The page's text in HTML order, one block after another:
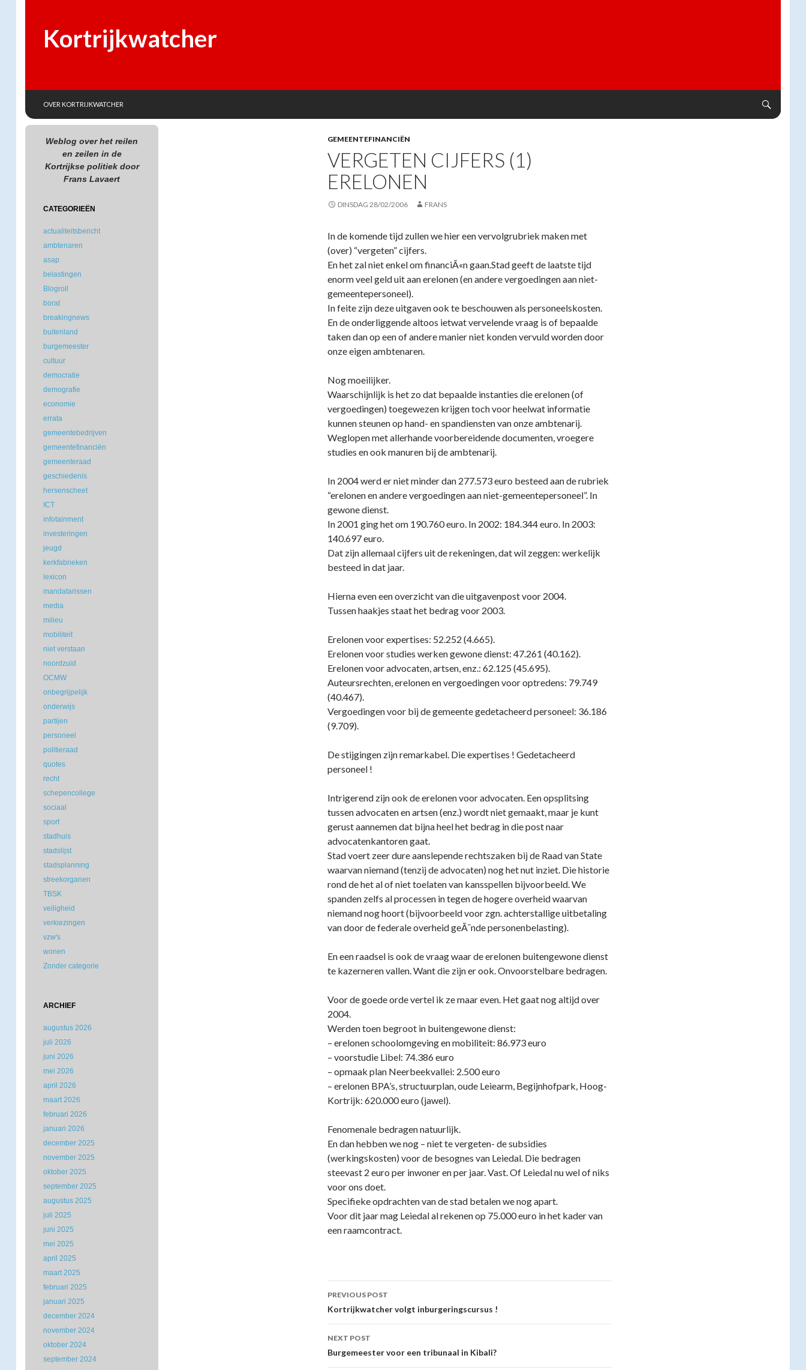
Kortrijkwatcher
OVER KORTRIJKWATCHER
GEMEENTEFINANCIËN
VERGETEN CIJFERS (1)
ERELONEN
DINSDAG 28/02/2006 FRANS
In de komende tijd zullen we hier een vervolgrubriek maken met
(over) “vergeten” cijfers.
En het zal niet enkel om financiÃ«n gaan.Stad geeft de laatste tijd
enorm veel geld uit aan erelonen (en andere vergoedingen aan niet-
gemeentepersoneel).
In feite zijn deze uitgaven ook te beschouwen als personeelskosten.
En de onderliggende altoos ietwat vervelende vraag is of bepaalde
taken dan op een of andere manier niet konden vervuld worden door
onze eigen ambtenaren.
Nog moeilijker.
Waarschijnlijk is het zo dat bepaalde instanties die erelonen (of
vergoedingen) toegewezen krijgen toch voor heelwat informatie
kunnen steunen op hand- en spandiensten van onze ambtenarij.
Weglopen met allerhande voorbereidende documenten, vroegere
studies en ook manuren bij de ambtenarij.
In 2004 werd er niet minder dan 277.573 euro besteed aan de rubriek
“erelonen en andere vergoedingen aan niet-gemeentepersoneel”. In
gewone dienst.
In 2001 ging het om 190.760 euro. In 2002: 184.344 euro. In 2003:
140.697 euro.
Dat zijn allemaal cijfers uit de rekeningen, dat wil zeggen: werkelijk
besteed in dat jaar.
Hierna even een overzicht van die uitgavenpost voor 2004.
Tussen haakjes staat het bedrag voor 2003.
Erelonen voor expertises: 52.252 (4.665).
Erelonen voor studies werken gewone dienst: 47.261 (40.162).
Erelonen voor advocaten, artsen, enz.: 62.125 (45.695).
Auteursrechten, erelonen en vergoedingen voor optredens: 79.749
(40.467).
Vergoedingen voor bij de gemeente gedetacheerd personeel: 36.186
(9.709).
De stijgingen zijn remarkabel. Die expertises ! Gedetacheerd
personeel !
Intrigerend zijn ook de erelonen voor advocaten. Een opsplitsing
tussen advocaten en artsen (enz.) wordt niet gemaakt, maar je kunt
gerust aannemen dat bijna heel het bedrag in die post naar
advocatenkantoren gaat.
Stad voert zeer dure aanslepende rechtszaken bij de Raad van State
waarvan niemand (tenzij de advocaten) nog het nut inziet. Die historie
rond de het al of niet toelaten van kansspellen bijvoorbeeld. We
spanden zelfs al processen in tegen de hogere overheid waarvan
niemand nog hoort (bijvoorbeeld voor zgn. achterstallige uitbetaling
van door de federale overheid geÃ¯nde personenbelasting).
En een raadsel is ook de vraag waar de erelonen buitengewone dienst
te kazerneren vallen. Want die zijn er ook. Onvoorstelbare bedragen.
Voor de goede orde vertel ik ze maar even. Het gaat nog altijd over
2004.
Werden toen begroot in buitengewone dienst:
– erelonen schoolomgeving en mobiliteit: 86.973 euro
– voorstudie Libel: 74.386 euro
– opmaak plan Neerbeekvallei: 2.500 euro
– erelonen BPA’s, structuurplan, oude Leiearm, Begijnhofpark, Hoog-
Kortrijk: 620.000 euro (jawel).
Fenomenale bedragen natuurlijk.
En dan hebben we nog – niet te vergeten- de subsidies
(werkingskosten) voor de besognes van Leiedal. Die bedragen
steevast 2 euro per inwoner en per jaar. Vast. Of Leiedal nu wel of niks
voor ons doet.
Specifieke opdrachten van de stad betalen we nog apart.
Voor dit jaar mag Leiedal al rekenen op 75.000 euro in het kader van
een raamcontract.
Post
navigation
PREVIOUS POST
Kortrijkwatcher volgt inburgeringscursus !
NEXT POST
Burgemeester voor een tribunaal in Kibali?
Weblog over het reilen
en zeilen in de
Kortrijkse politiek door
Frans Lavaert
CATEGORIEËN
actualiteitsbericht
ambtenaren
asap
belastingen
Blogroll
borat
breakingnews
buitenland
burgemeester
cultuur
democratie
demografie
economie
errata
gemeentebedrijven
gemeentefinanciën
gemeenteraad
geschiedenis
hersenscheet
ICT
infotainment
investeringen
jeugd
kerkfabrieken
lexicon
mandatarissen
media
milieu
mobiliteit
niet verstaan
noordzuid
OCMW
onbegrijpelijk
onderwijs
partijen
personeel
politieraad
quotes
recht
schepencollege
sociaal
sport
stadhuis
stadslijst
stadsplanning
streekorganen
TBSK
veiligheid
verkiezingen
vzw's
wonen
Zonder categorie
ARCHIEF
augustus 2026
juli 2026
juni 2026
mei 2026
april 2026
maart 2026
februari 2026
januari 2026
december 2025
november 2025
oktober 2025
september 2025
augustus 2025
juli 2025
juni 2025
mei 2025
april 2025
maart 2025
februari 2025
januari 2025
december 2024
november 2024
oktober 2024
september 2024